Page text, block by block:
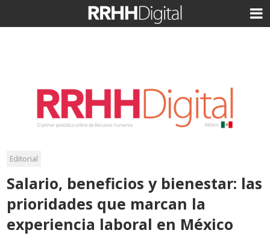
Editorial
Salario, beneficios y bienestar: las
prioridades que marcan la
experiencia laboral en México